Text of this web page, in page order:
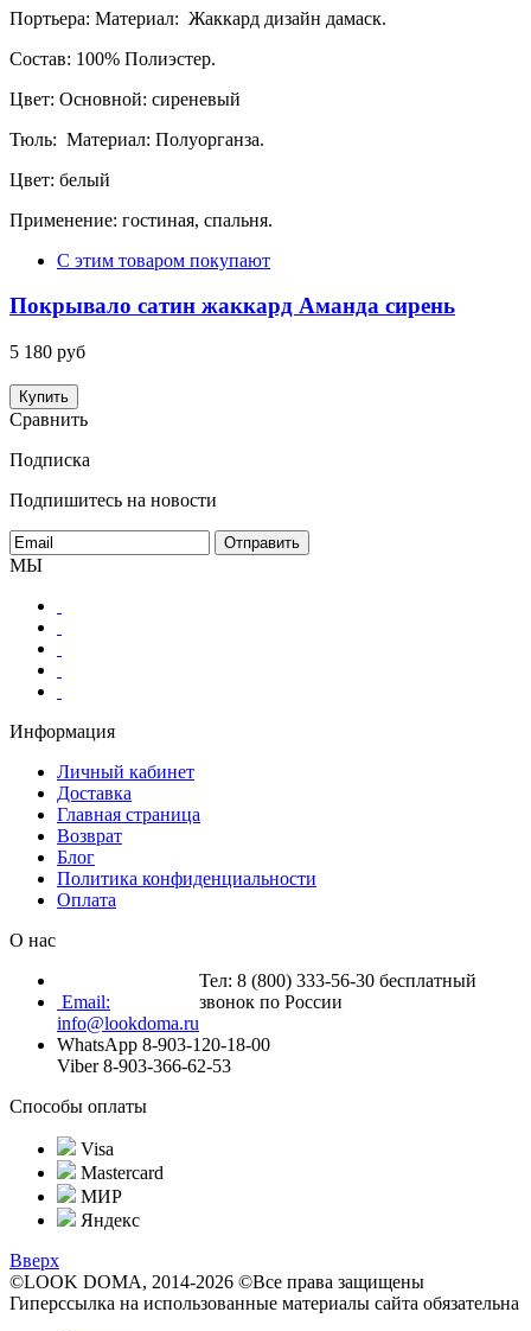
Портьера: Материал: Жаккард дизайн дамаск.
Состав: 100% Полиэстер.
Цвет: Основной: сиреневый
Тюль: Материал: Полуорганза.
Цвет: белый
Применение: гостиная, спальня.
С этим товаром покупают
Покрывало сатин жаккард Аманда сирень
5 180 руб
Купить
Сравнить
Подписка
Подпишитесь на новости
МЫ
Информация
Личный кабинет
Доставка
Главная страница
Возврат
Блог
Политика конфиденциальности
Оплата
О нас
Тел: 8 (800) 333-56-30 бесплатный
звонок по России
Email:
info@lookdoma.ru
WhatsApp 8-903-120-18-00
Viber 8-903-366-62-53
Способы оплаты
Visa
Mastercard
МИР
Яндекс
Вверх
©LOOK DOMA, 2014-2026 ©Все права защищены
Гиперссылка на использованные материалы сайта обязательна